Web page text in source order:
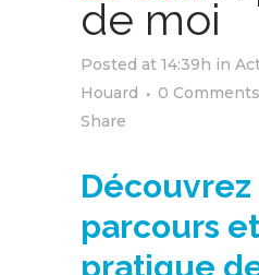
de moi
Posted at 14:39h in
Houard
0 Comments
Share
Découvrez
parcours
pratique